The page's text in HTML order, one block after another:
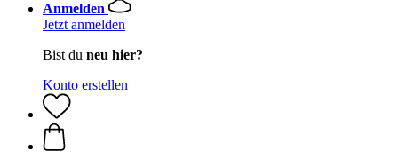
Anmelden
Jetzt anmelden
Bist du neu hier?
Konto erstellen